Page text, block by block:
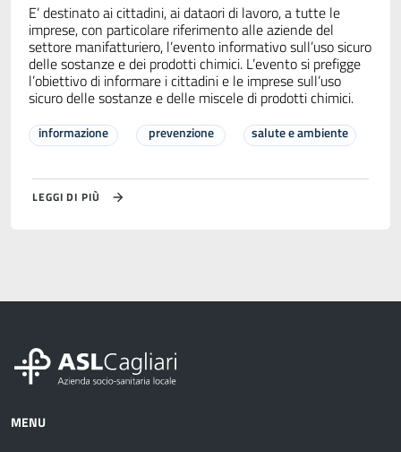
E’ destinato ai cittadini, ai dataori di lavoro, a tutte le
imprese, con particolare riferimento alle aziende del
settore manifatturiero, l’evento informativo sull’uso sicuro
delle sostanze e dei prodotti chimici. L’evento si prefigge
l’obiettivo di informare i cittadini e le imprese sull’uso
sicuro delle sostanze e delle miscele di prodotti chimici.
informazione prevenzione salute e ambiente
LEGGI DI PIÙ
MENU